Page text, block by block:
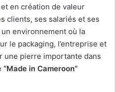
en création de valeur
clients, ses salariés et ses
environnement où la
le packaging, l’entreprise et
une pierre importante dans
“Made in Cameroon”